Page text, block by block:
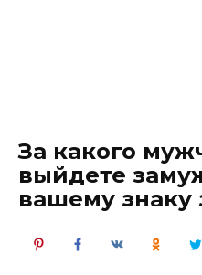
За какого
выйдете
вашему знаку